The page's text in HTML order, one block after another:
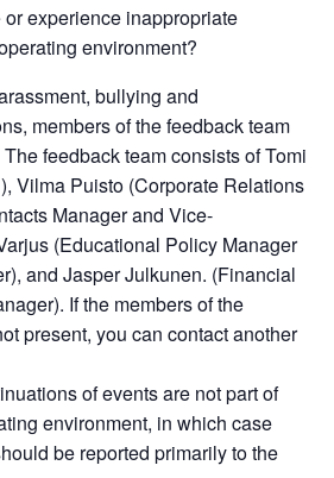
experience inappropriate
environment?
bullying and
members of the feedback team
feedback team consists of Tomi
Vilma Puisto (Corporate Relations
Manager and Vice-
(Educational Policy Manager
and Jasper Julkunen. (Financial
If the members of the
present, you can contact another
of events are not part of
environment, in which case
be reported primarily to the